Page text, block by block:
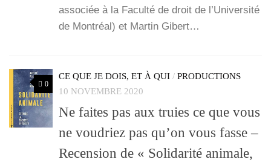
asso­ciée à la Facul­té de droit de l’U­ni­ver­si­té
de Mont­réal) et Mar­tin Gibert…
0
CE QUE JE DOIS, ET À QUI / PRODUCTIONS
10 NOVEMBRE 2020
Ne faites pas aux truies ce que vous
ne voudriez pas qu’on vous fasse –
Recension de « Solidarité animale,